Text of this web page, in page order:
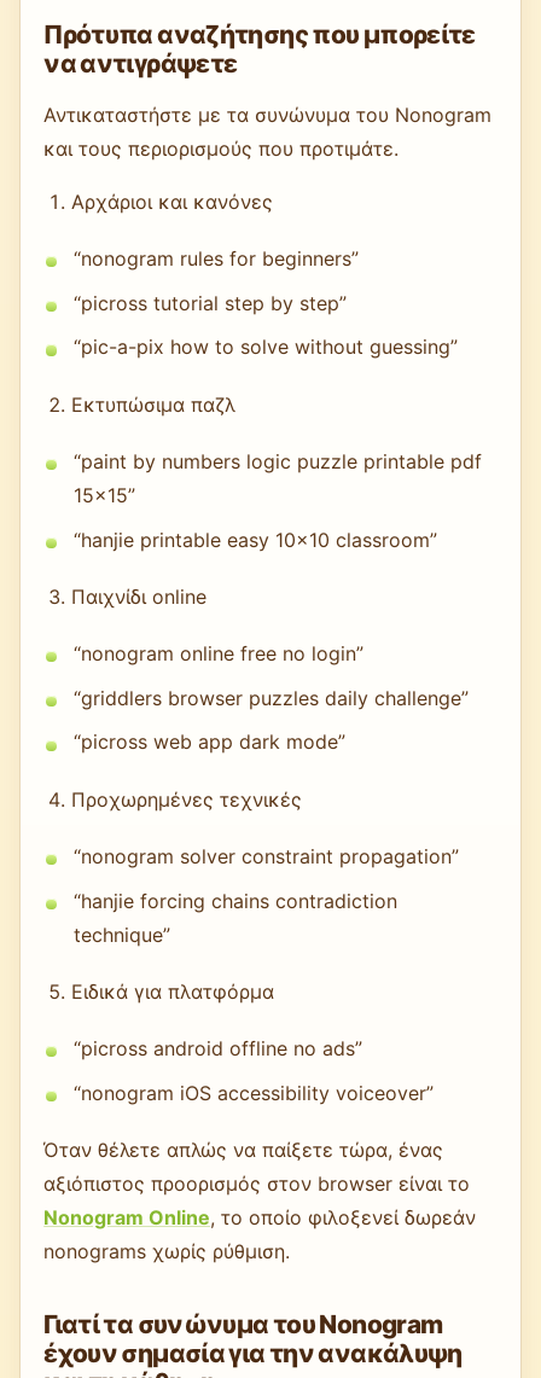
Πρότυπα αναζήτησης που μπορείτε
να αντιγράψετε
Αντικαταστήστε με τα συνώνυμα του Nonogram
και τους περιορισμούς που προτιμάτε.
Αρχάριοι και κανόνες
“nonogram rules for beginners”
“picross tutorial step by step”
“pic-a-pix how to solve without guessing”
Εκτυπώσιμα παζλ
“paint by numbers logic puzzle printable pdf
15x15”
“hanjie printable easy 10x10 classroom”
Παιχνίδι online
“nonogram online free no login”
“griddlers browser puzzles daily challenge”
“picross web app dark mode”
Προχωρημένες τεχνικές
“nonogram solver constraint propagation”
“hanjie forcing chains contradiction
technique”
Ειδικά για πλατφόρμα
“picross android offline no ads”
“nonogram iOS accessibility voiceover”
Όταν θέλετε απλώς να παίξετε τώρα, ένας
αξιόπιστος προορισμός στον browser είναι το
Nonogram Online, το οποίο φιλοξενεί δωρεάν
nonograms χωρίς ρύθμιση.
Γιατί τα συνώνυμα του Nonogram
έχουν σημασία για την ανακάλυψη